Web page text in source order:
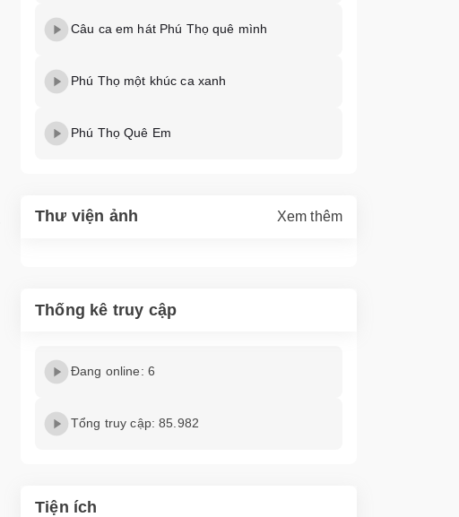
Câu ca em hát Phú Thọ quê mình
Phú Thọ một khúc ca xanh
Phú Thọ Quê Em
Thư viện ảnh Xem thêm
Thống kê truy cập
Đang online: 6
Tổng truy cập: 85.982
Tiện ích